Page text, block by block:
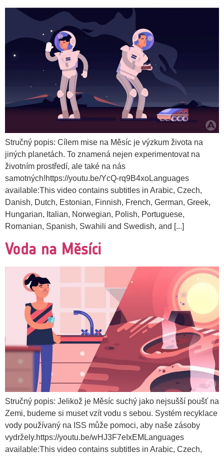
Stručný popis: Cílem mise na Měsíc je výzkum života na
jiných planetách. To znamená nejen experimentovat na
životním prostředí, ale také na nás
samotných!https://youtu.be/YcQ-rq9B4xoLanguages
available:This video contains subtitles in Arabic, Czech,
Danish, Dutch, Estonian, Finnish, French, German, Greek,
Hungarian, Italian, Norwegian, Polish, Portuguese,
Romanian, Spanish, Swahili and Swedish, and [...]
Voda na Měsíci
Stručný popis: Jelikož je Měsíc suchý jako nejsušší poušť na
Zemi, budeme si muset vzít vodu s sebou. Systém recyklace
vody používaný na ISS může pomoci, aby naše zásoby
vydržely.https://youtu.be/wHJ3F7eIxEMLanguages
available:This video contains subtitles in Arabic, Czech,